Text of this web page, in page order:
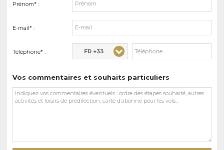
Prénom* :
E-mail* :
Téléphone* : FR +33
Vos commentaires et souhaits particuliers
Vos
commentaires